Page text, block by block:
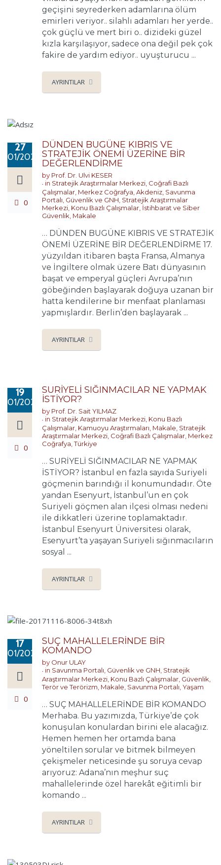
geçişini seyrederken adamlarına ölüm
emirleri veriyor.. silahlı adamları her yerde..
çok güçlü ve mert biri o.. dizideki güzel
kızla karşılaşıyor, sadece ona değil pek çok
fakire de yardım ediyor.. uyuşturucu ...
AYRINTILAR
27
01/2020
0
DÜNDEN BUGÜNE KIBRIS VE
STRATEJİK ÖNEMİ ÜZERİNE BİR
DEĞERLENDİRME
by Prof. Dr. Ulvi KESER
in Stratejik Araştırmalar Merkezi Coğrafi Bazlı
Çalışmalar Merkez Coğrafya Akdeniz Savunma
Portalı Güvenlik ve GNH Stratejik Araştırmalar
Merkezi Konu Bazlı Çalışmalar İstihbarat ve Siber
Güvenlik Makale
… DÜNDEN BUGÜNE KIBRIS VE STRATEJİK
ÖNEMİ ÜZERİNE BİR DEĞERLENDİRME 17.
yüzyıldan itibaren başta Fransa, Almanya
ve İngiltere olmak üzere Batı dünyasının
başat ve emperyal güçleri Avrupa’nın
göbeğinden başlayarak doğuya uzanan bir
hatta kendilerine bir menfaat planlaması
yapmışlardır. Berlin’den başlayarak ...
AYRINTILAR
19
01/2020
0
SURİYELİ SIĞINMACILAR NE YAPMAK
İSTİYOR?
by Prof. Dr. Sait YILMAZ
in Stratejik Araştırmalar Merkezi Konu Bazlı
Çalışmalar Kamuoyu Araştırmaları Makale Stratejik
Araştırmalar Merkezi Coğrafi Bazlı Çalışmalar Merkez
Coğrafya ,Türkiye
… SURİYELİ SIĞINMACILAR NE YAPMAK
İSTİYOR? İstanbul en fazla sayıda Suriyeli
göçmenin barındığı il konumundadır. Öte
yandan Esenyurt, İstanbul’un en çok
Suriyeli göçmen alan ilçesi olması nedeni
ile dikkatleri üzerine toplamaktadır.
İstanbul Esenyurt Üniversitesi olarak,
Esenyurt’ta yaşayan Suriyeli sığınmacıların
sosyal ...
AYRINTILAR
17
01/2020
0
SUÇ MAHALLELERİNDE BİR
KOMANDO
by Onur ULAY
in Savunma Portalı, Güvenlik ve GNH, Stratejik
Araştırmalar Merkezi, Konu Bazlı Çalışmalar, Güvenlik,
Terör ve Terörizm, Makale, Savunma Portalı,Yaşam
… SUÇ MAHALLELERİNDE BİR KOMANDO
Merhaba. Bu yazımızda, Türkiye’de çok
konuşulan konulardan birini ele alacağız.
Hemen hemen her ortamda bana
yöneltilen sorular ve bitmek bilmeyen
çekişmeler neticesinde şu soruya cevap
arıyoruz: Adana’nın meşhur suç
mahallelerinde özel harekât eğitimli bir
komando ...
AYRINTILAR